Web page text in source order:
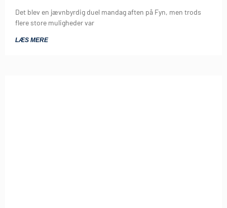
Det blev en jævnbyrdig duel mandag aften på Fyn, men trods
flere store muligheder var
LÆS MERE